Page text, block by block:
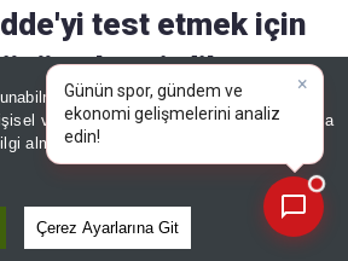
adına sitemizdeçerez
verileriniz, KVKK ve GDPR kapsamında
almak için
Çerez Ayarlarına Git
test etmek için
kestirdi!
|
07 Ağustos, 2026 - 10:22
×
Günün spor, gündem ve
ekonomi gelişmelerini analiz
edin!